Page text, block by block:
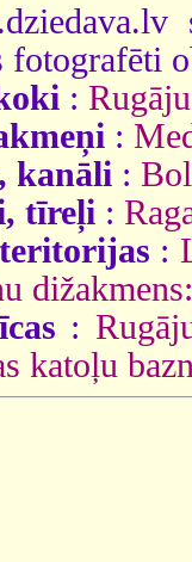
fotografēti
:
:
kanāli :
tīreļi :
:
:
katoļu